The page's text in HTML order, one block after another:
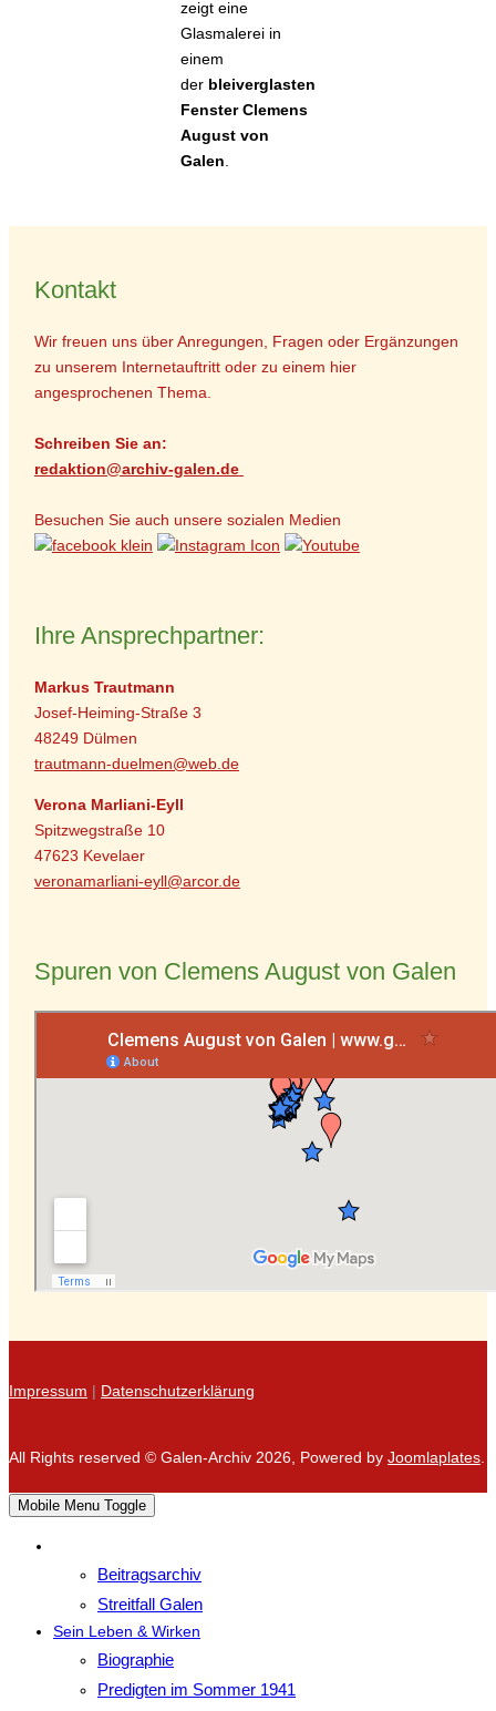
zeigt eine
Glasmalerei in
einem
der bleiverglasten
Fenster Clemens
August von
Galen
Kontakt
Wir freuen uns über Anregungen, Fragen oder Ergänzungen
zu unserem Internetauftritt oder zu einem hier
angesprochenen Thema.
Schreiben Sie an:
redaktion@archiv-galen.de
Besuchen Sie auch unsere sozialen Medien
Ihre Ansprechpartner:
Markus Trautmann
Josef-Heiming-Straße 3
48249 Dülmen
trautmann-duelmen@web.de
Verona Marliani-Eyll
Spitzwegstraße 10
47623 Kevelaer
veronamarliani-eyll@arcor.de
Spuren von Clemens August von Galen
Impressum | Datenschutzerklärung
All Rights reserved © Galen-Archiv 2026, Powered by Joomlaplates
Mobile Menu Toggle
Beitragsarchiv
Streitfall Galen
Sein Leben & Wirken
Biographie
Predigten im Sommer 1941